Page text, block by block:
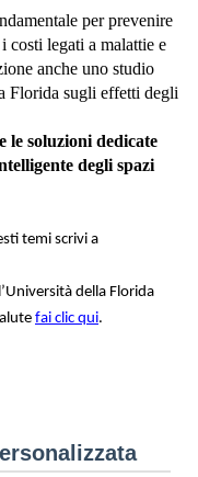
per prevenire
costi legati a malattie e
anche uno studio
Florida sugli effetti degli
le soluzioni dedicate
degli spazi
temi scrivi a
della Florida
fai clic qui.